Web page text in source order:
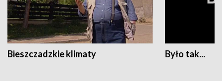
Bieszczadzkie klimaty Było tak...